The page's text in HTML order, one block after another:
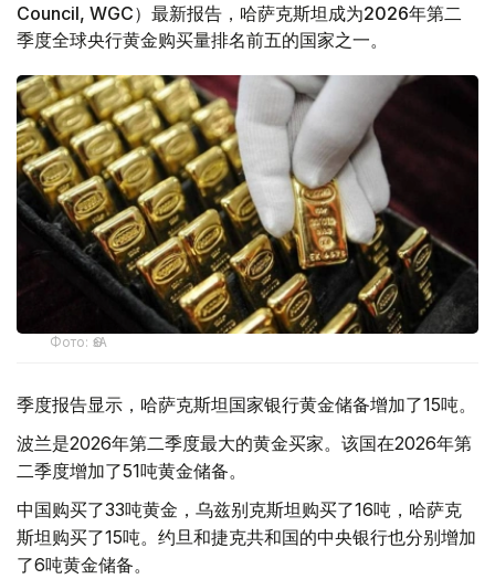
Council, WGC）最新报告，哈萨克斯坦成为2026年第二
季度全球央行黄金购买量排名前五的国家之一。
Фото: ӨзА
季度报告显示，哈萨克斯坦国家银行黄金储备增加了15吨。
波兰是2026年第二季度最大的黄金买家。该国在2026年第
二季度增加了51吨黄金储备。
中国购买了33吨黄金，乌兹别克斯坦购买了16吨，哈萨克
斯坦购买了15吨。约旦和捷克共和国的中央银行也分别增加
了6吨黄金储备。